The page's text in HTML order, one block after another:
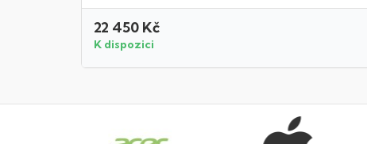
22 450 Kč
K dispozici